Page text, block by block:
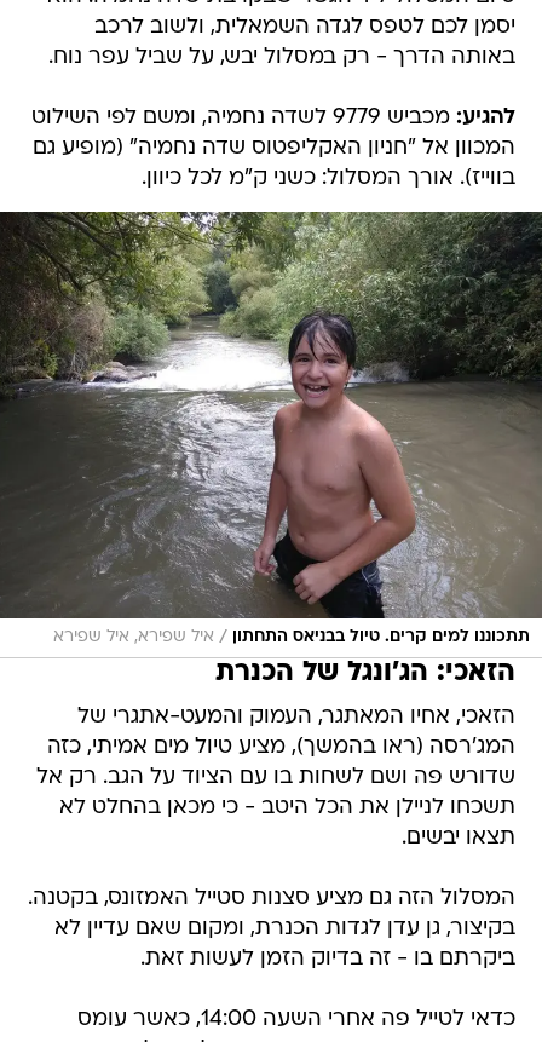
יסמן לכם לטפס לגדה השמאלית, ולשוב לרכב
באותה הדרך - רק במסלול יבש, על שביל עפר נוח.
להגיע:
מכביש 9779 לשדה נחמיה, ומשם לפי השילוט
המכוון אל "חניון האקליפטוס שדה נחמיה" (מופיע גם
בווייז). אורך המסלול: כשני ק"מ לכל כיוון.
תתכוננו למים קרים. טיול בבניאס התחתון / איל שפירא, איל שפירא
הזאכי: הג'ונגל של הכנרת
הזאכי, אחיו המאתגר, העמוק והמעט-אתגרי של
המג'רסה (ראו בהמשך), מציע טיול מים אמיתי, כזה
שדורש פה ושם לשחות בו עם הציוד על הגב. רק אל
תשכחו לניילן את הכל היטב - כי מכאן בהחלט לא
תצאו יבשים.
המסלול הזה גם מציע סצנות סטייל האמזונס, בקטנה.
בקיצור, גן עדן לגדות הכנרת, ומקום שאם עדיין לא
ביקרתם בו - זה בדיוק הזמן לעשות זאת.
כדאי לטייל פה אחרי השעה 14:00, כאשר עומס